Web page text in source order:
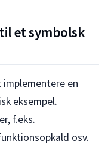
et symbolsk
en
eksempel.
f.eks.
osv.